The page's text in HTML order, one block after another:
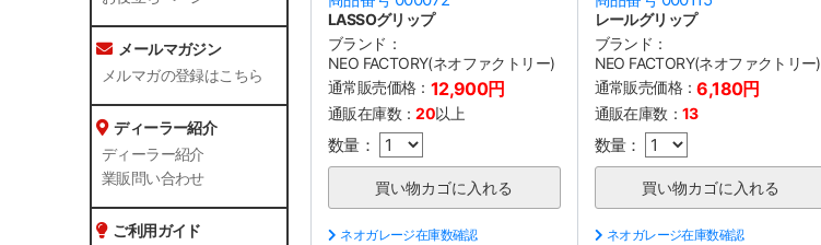
メールマガジン
メルマガの登録はこちら
ディーラー紹介
ディーラー紹介
業販問い合わせ
ご利用ガイド
LASSOグリップ
ブランド：
NEO FACTORY(ネオファクトリー)
通常販売価格： 12,900円
通販在庫数：20以上
数量：
ネオガレージ在庫数確認
レールグリップ
ブランド：
NEO FACTORY(ネオファクトリー)
通常販売価格：6,180円
通販在庫数： 13
数量：
ネオガレージ在庫数確認